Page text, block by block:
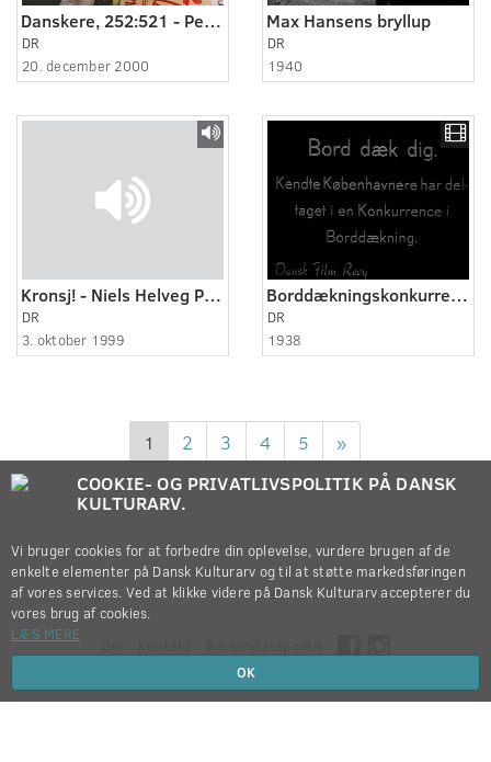
Danskere, 252:521 - Pegebogen laver vi selv.
DR
20. december 2000
Max Hansens bryllup
DR
1940
Kronsj! - Niels Helveg Petersen
DR
3. oktober 1999
Borddækningskonkurrence
DR
1938
1 2 3 4 5 »
Copyright © 2012-2026
COOKIE- OG PRIVATLIVSPOLITIK PÅ DANSK
KULTURARV.
Vi bruger cookies for at forbedre din oplevelse, vurdere brugen af de
enkelte elementer på Dansk Kulturarv og til at støtte markedsføringen
af vores services. Ved at klikke videre på Dansk Kulturarv accepterer du
vores brug af cookies.
LÆS MERE
OK